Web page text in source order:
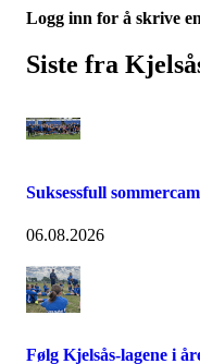
Logg inn for å skrive
Siste fra
Suksessfull
06.08.2026
Følg Kjelsås-lagene i